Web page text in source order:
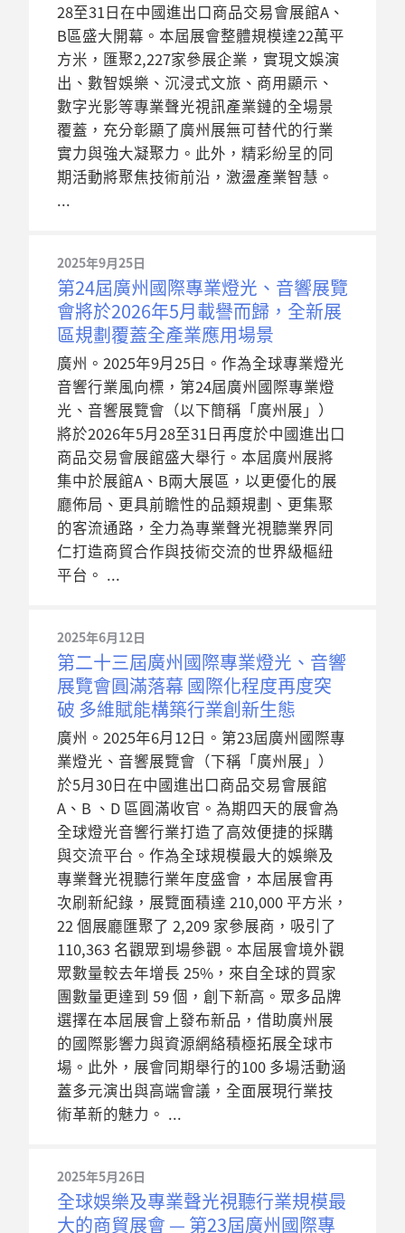
28至31日在中國進出口商品交易會展館A、
B區盛大開幕。本屆展會整體規模達22萬平
方米，匯聚2,227家參展企業，實現文娛演
出、數智娛樂、沉浸式文旅、商用顯示、
數字光影等專業聲光視訊產業鏈的全場景
覆蓋，充分彰顯了廣州展無可替代的行業
實力與強大凝聚力。此外，精彩紛呈的同
期活動將聚焦技術前沿，激盪產業智慧。
2025年9月25日
第24屆廣州國際專業燈光、音響展覽
會將於2026年5月載譽而歸，全新展
區規劃覆蓋全產業應用場景
廣州。2025年9月25日。作為全球專業燈光
音響行業風向標，第24屆廣州國際專業燈
光、音響展覽會（以下簡稱「廣州展」）
將於2026年5月28至31日再度於中國進出口
商品交易會展館盛大舉行。本屆廣州展將
集中於展館A、B兩大展區，以更優化的展
廳佈局、更具前瞻性的品類規劃、更集聚
的客流通路，全力為專業聲光視聽業界同
仁打造商貿合作與技術交流的世界級樞紐
平台。
2025年6月12日
第二十三屆廣州國際專業燈光、音響
展覽會圓滿落幕 國際化程度再度突
破 多維賦能構築行業創新生態
廣州。2025年6月12日。第23屆廣州國際專
業燈光、音響展覽會（下稱「廣州展」）
於5月30日在中國進出口商品交易會展館
A、B 、D 區圓滿收官。為期四天的展會為
全球燈光音響行業打造了高效便捷的採購
與交流平台。作為全球規模最大的娛樂及
專業聲光視聽行業年度盛會，本屆展會再
次刷新紀錄，展覽面積達 210,000 平方米，
22 個展廳匯聚了 2,209 家參展商，吸引了
110,363 名觀眾到場參觀。本屆展會境外觀
眾數量較去年增長 25%，來自全球的買家
團數量更達到 59 個，創下新高。眾多品牌
選擇在本屆展會上發布新品，借助廣州展
的國際影響力與資源網絡積極拓展全球市
場。此外，展會同期舉行的100 多場活動涵
蓋多元演出與高端會議，全面展現行業技
術革新的魅力。
2025年5月26日
全球娛樂及專業聲光視聽行業規模最
大的商貿展會 — 第23屆廣州國際專